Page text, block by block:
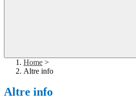
Home >
Altre info
Altre info